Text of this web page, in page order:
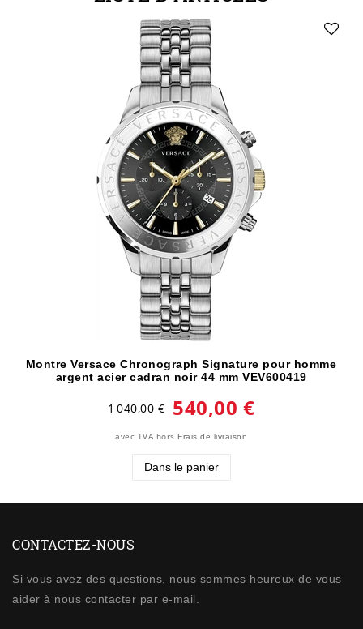
Montre Versace Chronograph Signature pour homme
argent acier cadran noir 44 mm VEV600419
1 040,00 € 540,00 €
avec TVA horsFrais de livraison
Dans le panier
CONTACTEZ-NOUS
Si vous avez des questions, nous sommes heureux de vous
aider à nous contacter par e-mail.